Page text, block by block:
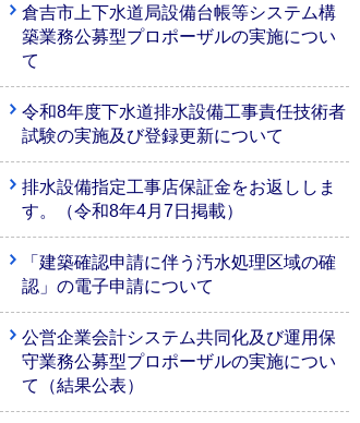
倉吉市上下水道局設備台帳等システム構
築業務公募型プロポーザルの実施につい
て
令和8年度下水道排水設備工事責任技術者
試験の実施及び登録更新について
排水設備指定工事店保証金をお返ししま
す。（令和8年4月7日掲載）
「建築確認申請に伴う汚水処理区域の確
認」の電子申請について
公営企業会計システム共同化及び運用保
守業務公募型プロポーザルの実施につい
て（結果公表）